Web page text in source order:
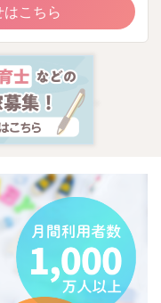
はこちら